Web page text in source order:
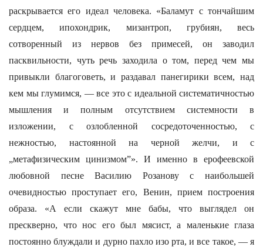
раскрывается его идеал человека. «Баламут с тончайшим
сердцем, ипохондрик, мизантроп, грубиян, весь
сотворенный из нервов без примесей, он заводил
пасквильности, чуть речь заходила о том, перед чем мы
привыкли благоговеть, и раздавал панегирики всем, над
кем мы глумимся, — все это с идеальной систематичностью
мышления и полным отсутствием системности в
изложении, с озлобленной сосредоточенностью, с
нежностью, настоянной на черной желчи, и с
„метафизическим цинизмом”». И именно в ерофеевской
любовной песне Василию Розанову с наибольшей
очевидностью проступает его, Венин, прием построения
образа. «А если скажут мне бабы, что выглядел он
прескверно, что нос его был мясист, а маленькие глаза
постоянно блуждали и дурно пахло изо рта, и все такое, — я